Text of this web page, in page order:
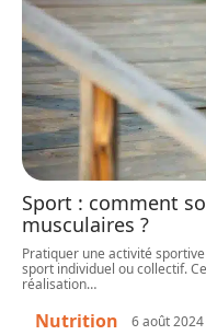
Sport : comment
musculaires ?
Pratiquer une activité
sport individuel ou collectif.
réalisation…
Nutrition 6 août 2024